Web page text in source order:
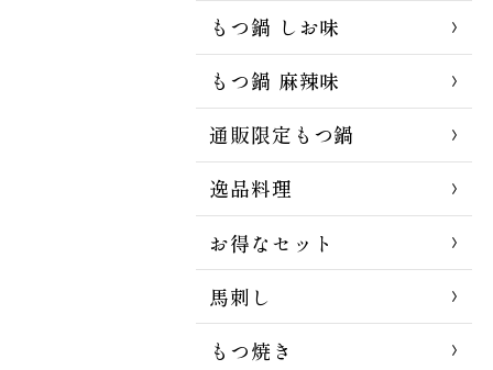
もつ鍋 しお味
もつ鍋 麻辣味
通販限定もつ鍋
逸品料理
お得なセット
馬刺し
もつ焼き